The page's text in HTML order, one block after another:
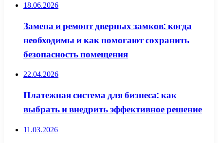
18.06.2026
Замена и ремонт дверных замков: когда
необходимы и как помогают сохранить
безопасность помещения
22.04.2026
Платежная система для бизнеса: как
выбрать и внедрить эффективное решение
11.03.2026